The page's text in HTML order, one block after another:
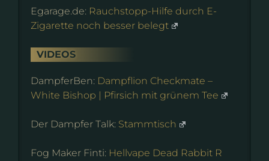
Egarage.de: Rauchstopp-Hilfe durch E-
Zigarette noch besser belegt
VIDEOS
DampferBen: Dampflion Checkmate –
White Bishop | Pfirsich mit grünem Tee
Der Dampfer Talk: Stammtisch
Fog Maker Finti: Hellvape Dead Rabbit R